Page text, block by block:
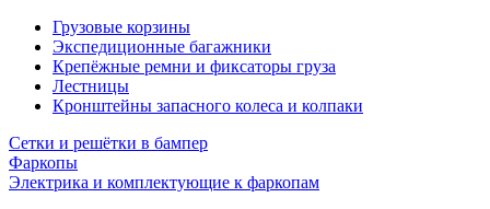
Грузовые корзины
Экспедиционные багажники
Крепёжные ремни и фиксаторы груза
Лестницы
Кронштейны запасного колеса и колпаки
Сетки и решётки в бампер
Фаркопы
Электрика и комплектующие к фаркопам